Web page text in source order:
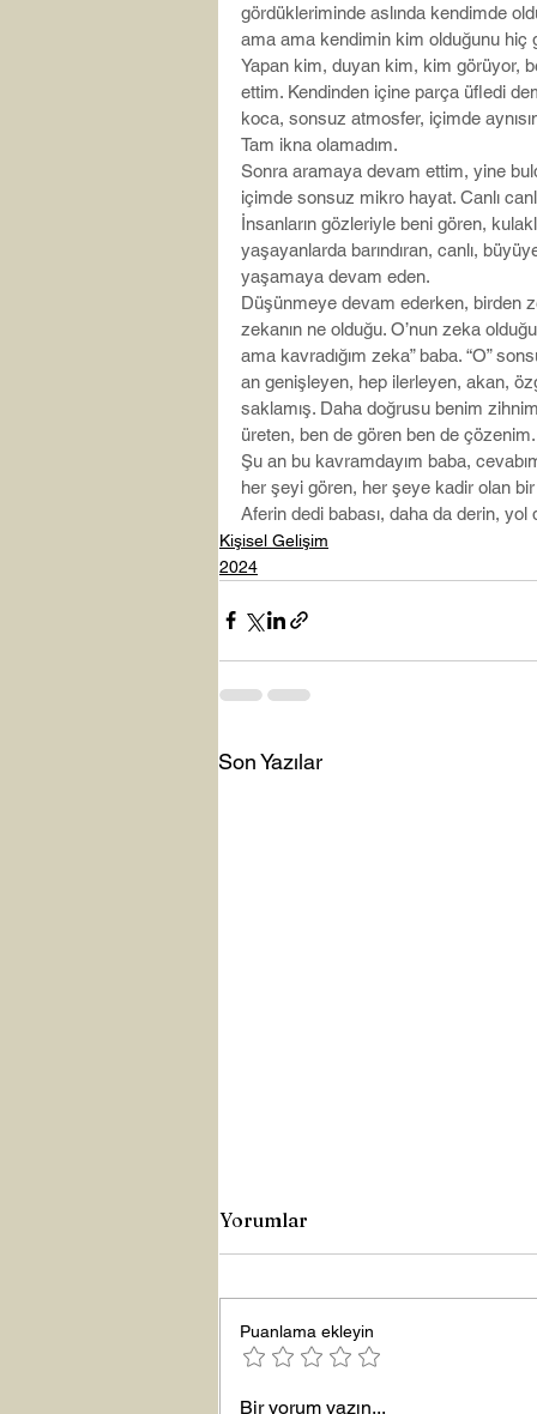
gördükleriminde aslında kendimde
ama ama kendimin kim olduğunu hiç
Yapan kim, duyan kim, kim görüyor,
ettim. Kendinden içine parça üfledi
koca, sonsuz atmosfer, içimde
Tam ikna olamadım.
Sonra aramaya devam ettim, yine
içimde sonsuz mikro hayat. Canlı
İnsanların gözleriyle beni gören,
yaşayanlarda barındıran, canlı,
yaşamaya devam eden.
Düşünmeye devam ederken, birden
zekanın ne olduğu. O’nun zeka
ama kavradığım zeka” baba. “O”
an genişleyen, hep ilerleyen, akan,
saklamış. Daha doğrusu benim zihnim
üreten, ben de gören ben de çözenim.
Şu an bu kavramdayım baba,
her şeyi gören, her şeye kadir olan
Aferin dedi babası, daha da derin,
Kişisel Gelişim
2024
Son Yazılar
Yorumlar
Puanlama ekleyin
Bir yorum yazın...